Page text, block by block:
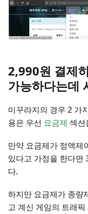
2,990원 결제
가능하다는데
미꾸라지의 경우 2 가
용은 우선 요금제 섹션
만약 요금제가 정액제
있다고 가정을 한다면
다.
하지만 요금제가 종량
고 계신 게임의 트래